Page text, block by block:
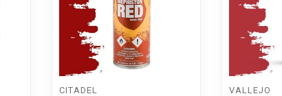
CITADEL VALLEJO